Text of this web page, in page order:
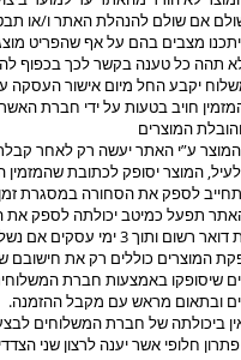
אם שולם להנהלת האתר ו/או
יתכנו מצבים בהם על אף שהפריט
לא תהה כל טענה בקשר לכך בכפוף
יקבע החל מיום אישור העסקה
חויב בטעות על ידי חברת
המוצרים
ע”י האתר יעשה רק לאחר
המוצר יסופק לכתובת
לספק את הסחורה במסגרת זמן
3 ימי עסקים אם נשלח באמצעות שליח.
המוצרים כוללים רק את חישובם
שיסופקו באמצעות חברת
ובתאום מראש עם מקבל ההזמנה.
ביכולתה של חברת המשלוחים
חלופי אשר יענה לרצון שני